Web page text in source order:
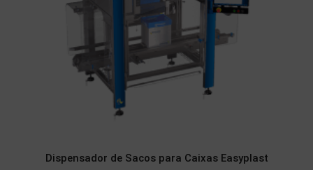
Dispensador de Sacos para Caixas Easyplast